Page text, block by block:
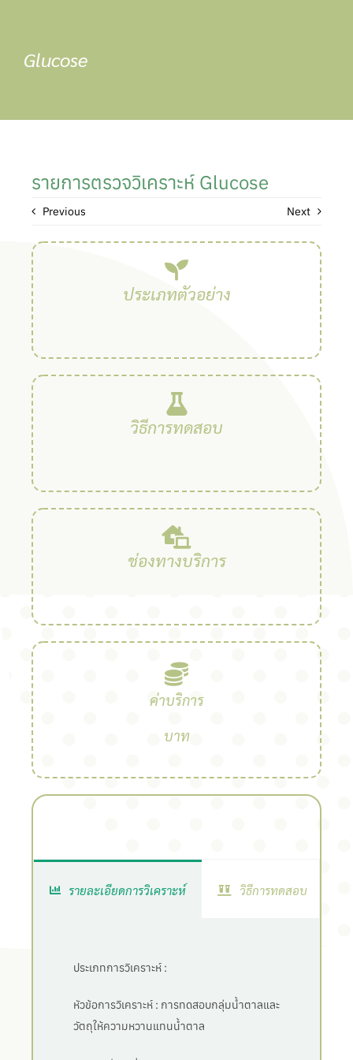
contentGlucose
รายการตรวจวิเคราะห์ Glucose
Previous Next
ประเภทตัวอย่าง
วิธีการทดสอบ
ช่องทางบริการ
ค่าบริการ
บาท
รายละเอียดการวิเคราะห์ วิธีการทดสอบ
ประเภทการวิเคราะห์ :
หัวข้อการวิเคราะห์ : การทดสอบกลุ่มน้ำตาลและ
วัตถุให้ความหวานแทนน้ำตาล